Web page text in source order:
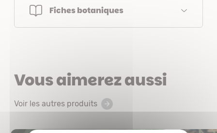
Fiches botaniques
Vous aimerez aussi
Voir les autres produits